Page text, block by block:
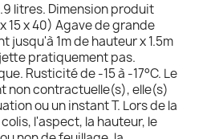
litres. Dimension produit
15 x 40) Agave de grande
jusqu'à 1m de hauteur x 1.5m
pratiquement pas.
Rusticité de -15 à -17°C. Le
non contractuelle(s), elle(s)
ou un instant T. Lors de la
l'aspect, la hauteur, le